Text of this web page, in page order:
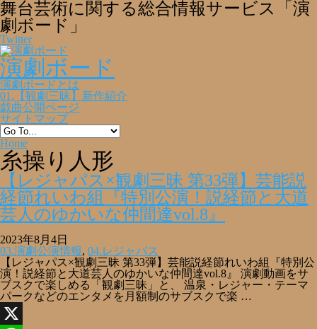
舞台芸術に関する総合情報サービス「演
劇ボード」
Twitter
演劇ボード
演劇ボードとは
01.【観劇三昧】新作紹介
戯曲公開ページ
サイトマップ
Home
糸操り人形
【レジャパス×観劇三昧 第33弾】芸能説
経節れいわ組『特別公演！説経節と大道
芸人のゆかいな仲間達vol.8』
2023年8月4日
03.演劇公演情報, 04.レジャパス
【レジャパス×観劇三昧 第33弾】芸能説経節れいわ組『特別公
演！説経節と大道芸人のゆかいな仲間達vol.8』 演劇動画をサ
ブスクで楽しめる「観劇三昧」と、 温泉・レジャー・テーマ
パークなどのエンタメを月額制のサブスクで楽 …